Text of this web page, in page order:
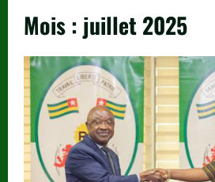
Mois : juillet 2025